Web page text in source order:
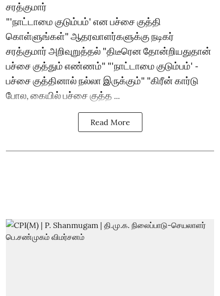
சரத்குமார்
"'நாட்டாமை குடும்பம்' என பச்சை குத்தி
கொள்ளுங்கள்" ஆதரவாளர்களுக்கு நடிகர்
சரத்குமார் அறிவுறுத்தல் "திடீரென தோன்றியதுதான்
பச்சை குத்தும் எண்ணம்" "'நாட்டாமை குடும்பம்' -
பச்சை குத்தினால் நல்லா இருக்கும்" "கிரீன் கார்டு
போல, கையில் பச்சை குத்த ...
Read More